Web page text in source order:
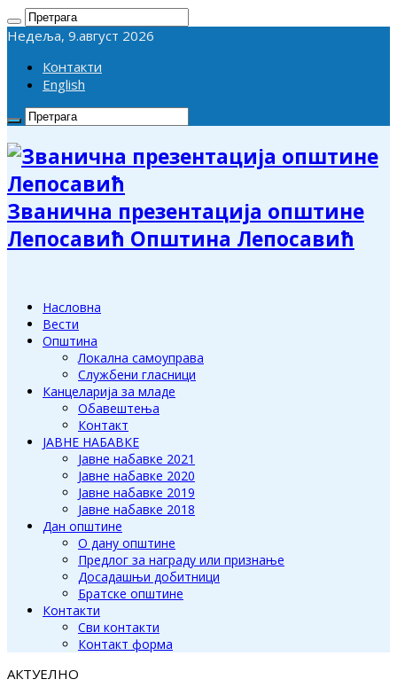
Недеља, 9.август 2026
Контакти
English
Званична презентација општине
Лепосавић Општина Лепосавић
Насловна
Вести
Општина
Локална самоуправа
Службени гласници
Канцеларија за младе
Обавештења
Контакт
ЈАВНЕ НАБАВКЕ
Јавне набавке 2021
Јавне набавке 2020
Јавне набавке 2019
Јавне набавке 2018
Дан општине
О дану општине
Предлог за награду или признање
Досадашњи добитници
Братске општине
Контакти
Сви контакти
Контакт форма
АКТУЕЛНО